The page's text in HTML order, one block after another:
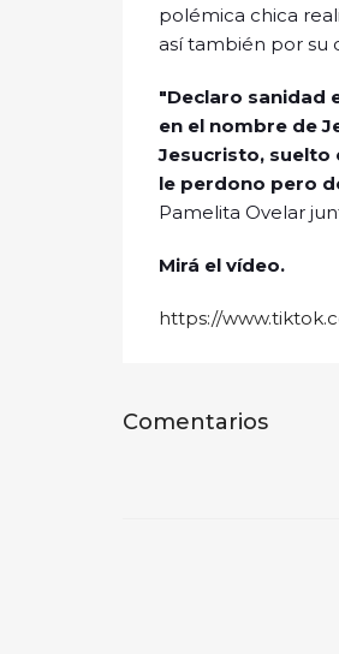
polémica chica
así también por su
"Declaro sanidad
en el nombre de
Jesucristo, suelto
le perdono pero
Pamelita Ovelar
Mirá el vídeo.
https://
Comentarios